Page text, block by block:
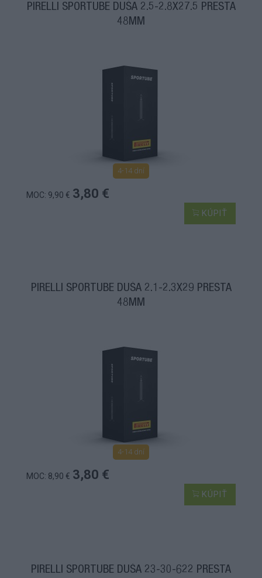
PIRELLI SPORTUBE DUŠA 2.5-2.8X27.5 PRESTA
48MM
4-14 dní
MOC: 9,90 € 3,80 €
KÚPIŤ
PIRELLI SPORTUBE DUŠA 2.1-2.3X29 PRESTA
48MM
4-14 dní
MOC: 8,90 € 3,80 €
KÚPIŤ
PIRELLI SPORTUBE DUŠA 23-30-622 PRESTA